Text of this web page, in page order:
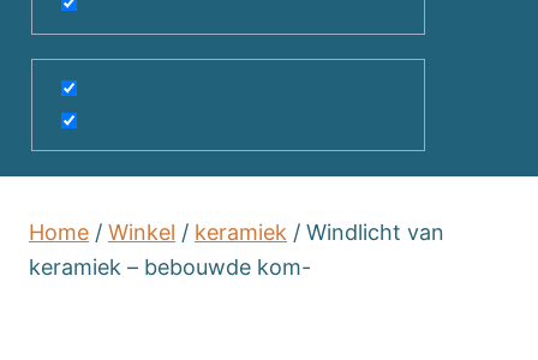
Home / Winkel / keramiek / Windlicht van
keramiek – bebouwde kom-